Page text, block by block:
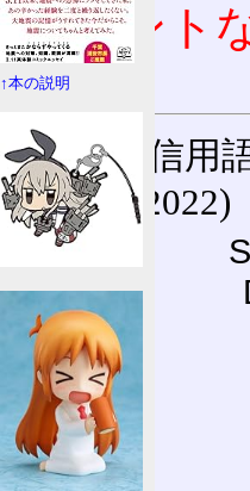
コメント
通信用
(27-May-2022)
↑本の説明